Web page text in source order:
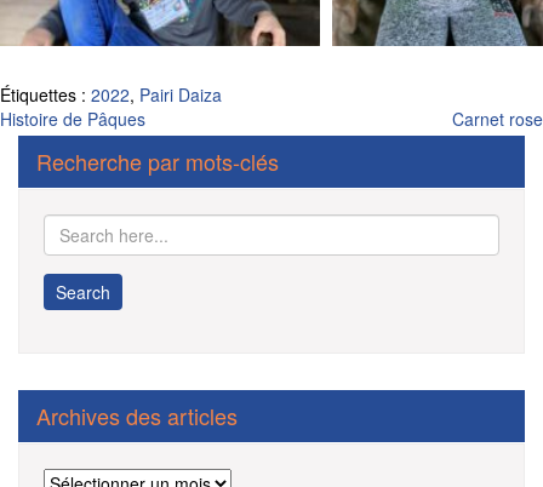
Étiquettes : 2022, Pairi Daiza
Navigation
de
l’article
Histoire de Pâques Carnet rose
Recherche par mots-clés
Archives des articles
Archives